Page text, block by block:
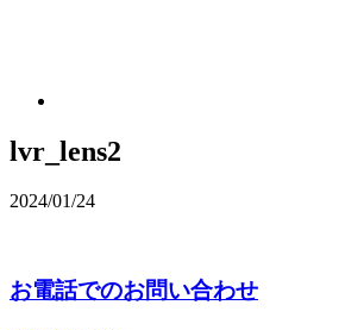
lvr_lens2
2024/01/24
お電話でのお問い合わせ